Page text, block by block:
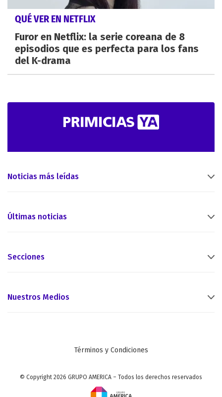
QUÉ VER EN NETFLIX
Furor en Netflix: la serie coreana de 8
episodios que es perfecta para los fans
del K-drama
Noticias más leídas
Últimas noticias
Secciones
Nuestros Medios
Términos y Condiciones
© Copyright 2026 GRUPO AMERICA – Todos los derechos reservados